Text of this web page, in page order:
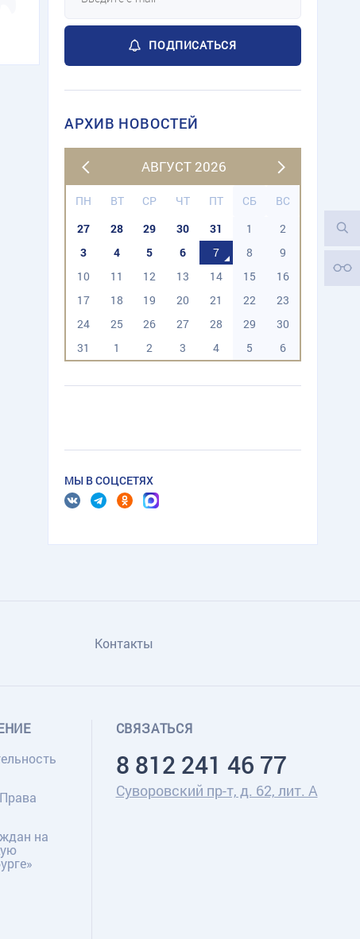
ПОДПИСАТЬСЯ
АРХИВ НОВОСТЕЙ
АВГУСТ 2026
ПН ВТ СР ЧТ ПТ СБ
ВС
27
28 29 30 31 1
2
3
4 5 6 7 8
9
10
11 12 13 14 15
16
17
18 19 20 21 22
23
24
25 26 27 28 29
30
31
1 2 3 4 5 6
МЫ В СОЦСЕТЯХ
Контакты
СВЯЗАТЬСЯ
8 812 241 46 77
Суворовский пр-т, д. 62, лит. А
на